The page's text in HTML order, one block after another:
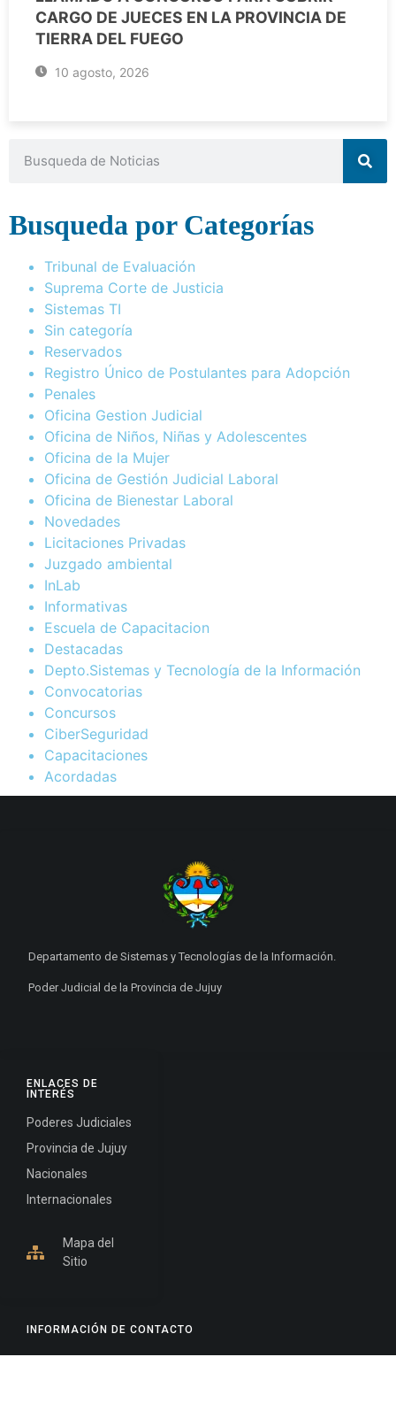
CARGO DE JUECES EN LA PROVINCIA DE
TIERRA DEL FUEGO
10 agosto, 2026
Busqueda por Categorías
Tribunal de Evaluación
Suprema Corte de Justicia
Sistemas TI
Sin categoría
Reservados
Registro Único de Postulantes para Adopción
Penales
Oficina Gestion Judicial
Oficina de Niños, Niñas y Adolescentes
Oficina de la Mujer
Oficina de Gestión Judicial Laboral
Oficina de Bienestar Laboral
Novedades
Licitaciones Privadas
Juzgado ambiental
InLab
Informativas
Escuela de Capacitacion
Destacadas
Depto.Sistemas y Tecnología de la Información
Convocatorias
Concursos
CiberSeguridad
Capacitaciones
Acordadas
INFORMACIÓN DE CONTACTO
ENLACES DE
INTERÉS
Poderes Judiciales
Provincia de Jujuy
Nacionales
Internacionales
Mapa del
Sitio
Departamento de Sistemas y Tecnologías de la Información.
Poder Judicial de la Provincia de Jujuy